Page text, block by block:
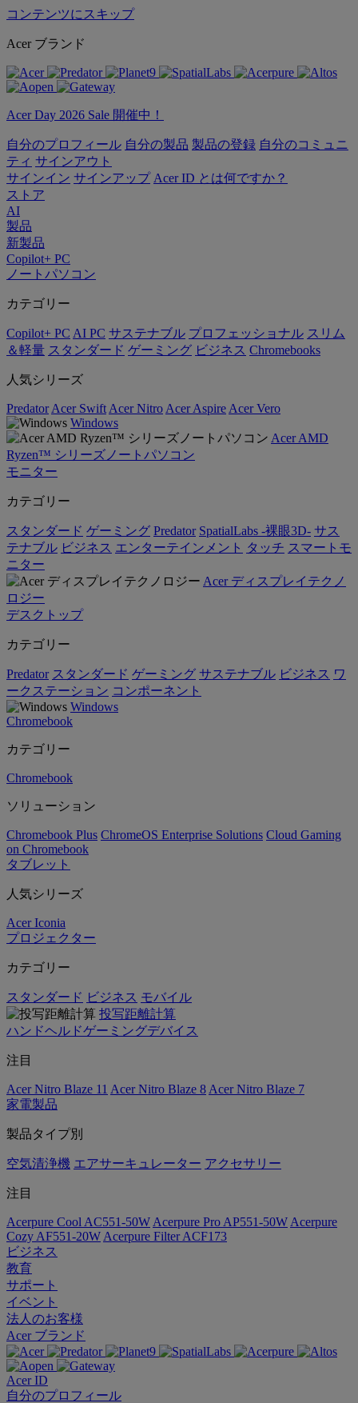
コンテンツにスキップ
Acer ブランド
Acer Day 2026 Sale 開催中！
自分のプロフィール 自分の製品 製品の登録 自分のコミュニ
ティ サインアウト
サインイン サインアップ Acer ID とは何ですか？
ストア
AI
製品
新製品
Copilot+ PC
ノートパソコン
カテゴリー
Copilot+ PC AI PC サステナブル プロフェッショナル スリム
＆軽量 スタンダード ゲーミング ビジネス Chromebooks
人気シリーズ
Predator Acer Swift Acer Nitro Acer Aspire Acer Vero
Windows
Acer AMD
Ryzen™ シリーズノートパソコン
モニター
カテゴリー
スタンダード ゲーミング Predator SpatialLabs -裸眼3D- サス
テナブル ビジネス エンターテインメント タッチ スマートモ
ニター
Acer ディスプレイテクノ
ロジー
デスクトップ
カテゴリー
Predator スタンダード ゲーミング サステナブル ビジネス ワ
ークステーション コンポーネント
Windows
Chromebook
カテゴリー
Chromebook
ソリューション
Chromebook Plus ChromeOS Enterprise Solutions Cloud Gaming
on Chromebook
タブレット
人気シリーズ
Acer Iconia
プロジェクター
カテゴリー
スタンダード ビジネス モバイル
投写距離計算
ハンドヘルドゲーミングデバイス
注目
Acer Nitro Blaze 11 Acer Nitro Blaze 8 Acer Nitro Blaze 7
家電製品
製品タイプ別
空気清浄機 エアサーキュレーター アクセサリー
注目
Acerpure Cool AC551-50W Acerpure Pro AP551-50W Acerpure
Cozy AF551-20W Acerpure Filter ACF173
ビジネス
教育
サポート
イベント
法人のお客様
Acer ブランド
Acer ID
自分のプロフィール